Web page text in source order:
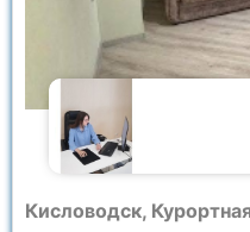
Кисловодск,